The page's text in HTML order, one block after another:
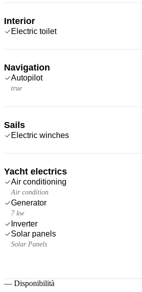
Interior
Electric toilet
Navigation
Autopilot
true
Sails
Electric winches
Yacht electrics
Air conditioning
Air condition
Generator
7 kw
Inverter
Solar panels
Solar Panels
— Disponibilità